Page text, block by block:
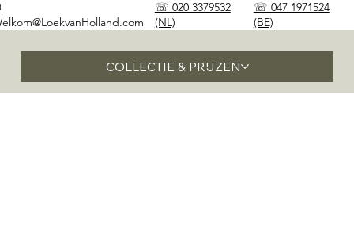
COLLECTIE & PRIJZEN
☏ 020 3379532
(NL)
☏ 047 1971524
(BE)